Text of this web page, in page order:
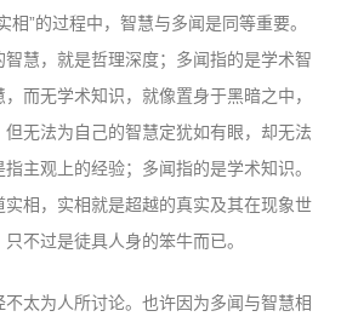
相”的过程中，智慧与多闻是同等重要。
慧，就是哲理深度；多闻指的是学术智
而无学术知识，就像置身于黑暗之中，
无法为自己的智慧定犹如有眼，却无法
主观上的经验；多闻指的是学术知识。
相，实相就是超越的真实及其在现象世
不过是徒具人身的笨牛而已。
太为人所讨论。也许因为多闻与智慧相